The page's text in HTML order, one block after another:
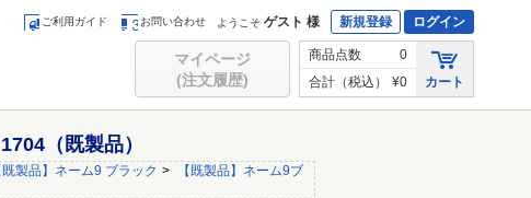
ご利用ガイド お問い合わせ ようこそ ゲスト 様 新規登録 ログイン
マイページ
(注文履歴)
商品点数
0
合計（税込）
¥0 カート
（既製品）
製品】ネーム9 ブラック >
【既製品】ネーム9ブ